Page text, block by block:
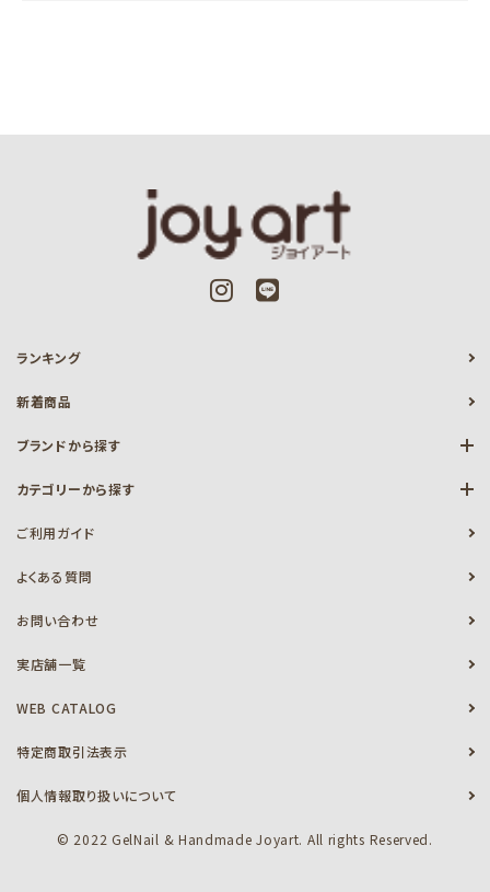
ランキング
新着商品
ブランドから探す
カテゴリーから探す
ご利用ガイド
よくある質問
お問い合わせ
実店舗一覧
WEB CATALOG
特定商取引法表示
個人情報取り扱いについて
© 2022 GelNail & Handmade Joyart. All rights Reserved.